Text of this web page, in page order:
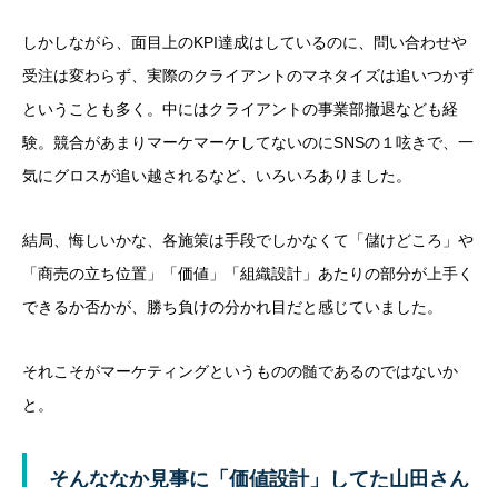
しかしながら、面目上のKPI達成はしているのに、問い合わせや
受注は変わらず、実際のクライアントのマネタイズは追いつかず
ということも多く。中にはクライアントの事業部撤退なども経
験。競合があまりマーケマーケしてないのにSNSの１呟きで、一
気にグロスが追い越されるなど、いろいろありました。
結局、悔しいかな、各施策は手段でしかなくて「儲けどころ」や
「商売の立ち位置」「価値」「組織設計」あたりの部分が上手く
できるか否かが、勝ち負けの分かれ目だと感じていました。
それこそがマーケティングというものの髄であるのではないか
と。
そんななか見事に「価値設計」してた山田さん